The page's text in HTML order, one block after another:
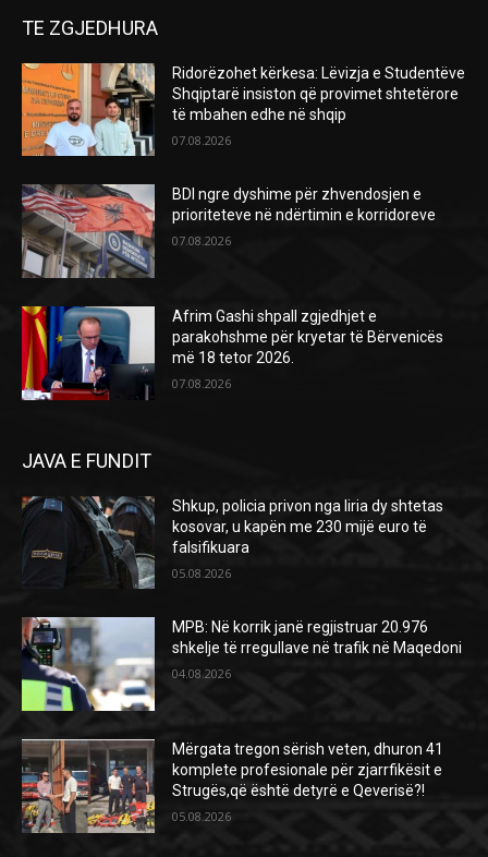
TE ZGJEDHURA
Ridorëzohet kërkesa: Lëvizja e Studentëve
Shqiptarë insiston që provimet shtetërore
të mbahen edhe në shqip
07.08.2026
BDI ngre dyshime për zhvendosjen e
prioriteteve në ndërtimin e korridoreve
07.08.2026
Afrim Gashi shpall zgjedhjet e
parakohshme për kryetar të Bërvenicës
më 18 tetor 2026.
07.08.2026
JAVA E FUNDIT
Shkup, policia privon nga liria dy shtetas
kosovar, u kapën me 230 mijë euro të
falsifikuara
05.08.2026
MPB: Në korrik janë regjistruar 20.976
shkelje të rregullave në trafik në Maqedoni
04.08.2026
Mërgata tregon sërish veten, dhuron 41
komplete profesionale për zjarrfikësit e
Strugës,që është detyrë e Qeverisë?!
05.08.2026